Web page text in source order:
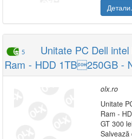
5
Unitate PC Dell
Ram - HDD 1TB250GB -
olx.ro
Unitate
Ram -
GT 300
Salvează